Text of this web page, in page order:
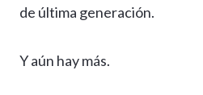
de última generación.
Y aún hay más.